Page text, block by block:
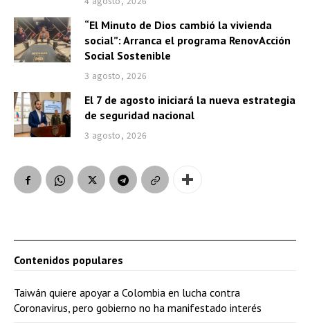
“El Minuto de Dios cambió la vivienda
social”: Arranca el programa RenovAcción
Social Sostenible
3 agosto, 2026
El 7 de agosto iniciará la nueva estrategia
de seguridad nacional
3 agosto, 2026
Contenidos populares
Taiwán quiere apoyar a Colombia en lucha contra
Coronavirus, pero gobierno no ha manifestado interés